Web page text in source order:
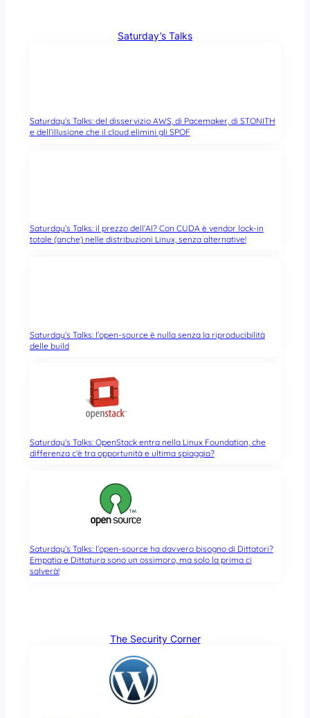
Saturday’s Talks
Saturday’s Talks: del disservizio AWS, di Pacemaker, di STONITH
e dell’illusione che il cloud elimini gli SPOF
Saturday’s Talks: il prezzo dell’AI? Con CUDA è vendor lock-in
totale (anche) nelle distribuzioni Linux, senza alternative!
Saturday’s Talks: l’open-source è nulla senza la riproducibilità
delle build
Saturday’s Talks: OpenStack entra nella Linux Foundation, che
differenza c’è tra opportunità e ultima spiaggia?
Saturday’s Talks: l’open-source ha davvero bisogno di Dittatori?
Empatia e Dittatura sono un ossimoro, ma solo la prima ci
salverà!
The Security Corner